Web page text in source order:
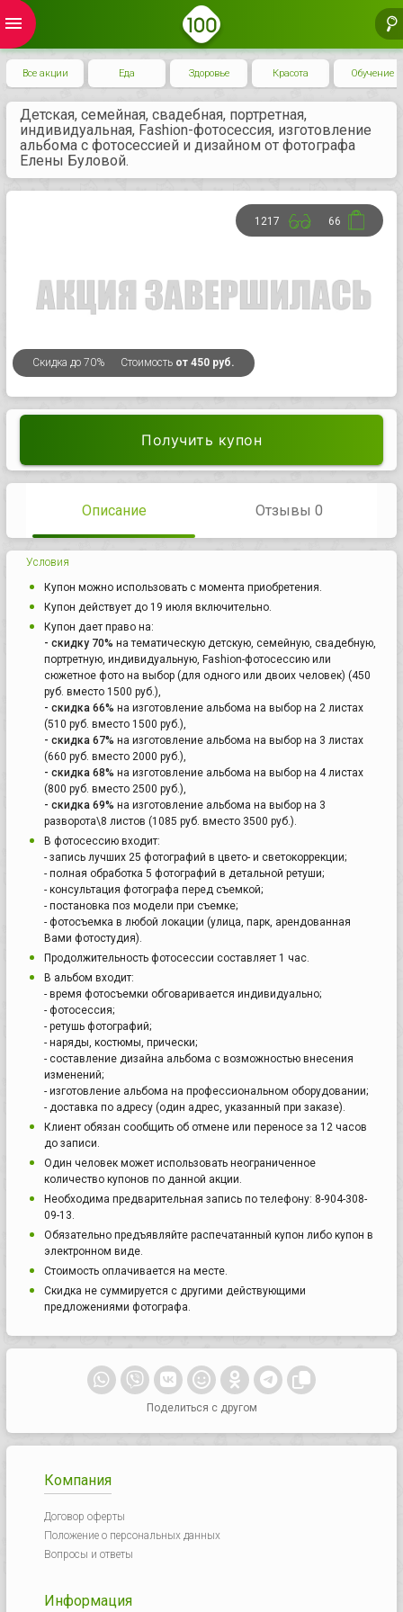
menu
Все акции Еда Здоровье Красота Обучение
Детская, семейная, свадебная, портретная,
индивидуальная, Fashion-фотосессия, изготовление
альбома с фотосессией и дизайном от фотографа
Елены Буловой.
Скидка до 70% Стоимость от 450 руб.
1217 66
Получить купон
Описание Отзывы 0
Условия
Купон можно использовать с момента приобретения.
Купон действует до 19 июля включительно.
Купон дает право на:
- скидку 70% на тематическую детскую, семейную, свадебную,
портретную, индивидуальную, Fashion-фотосессию или
сюжетное фото на выбор (для одного или двоих человек) (450
руб. вместо 1500 руб.),
- скидка 66% на изготовление альбома на выбор на 2 листах
(510 руб. вместо 1500 руб.),
- скидка 67% на изготовление альбома на выбор на 3 листах
(660 руб. вместо 2000 руб.),
- скидка 68% на изготовление альбома на выбор на 4 листах
(800 руб. вместо 2500 руб.),
- скидка 69% на изготовление альбома на выбор на 3
разворота\8 листов (1085 руб. вместо 3500 руб.).
В фотосессию входит:
- запись лучших 25 фотографий в цвето- и светокоррекции;
- полная обработка 5 фотографий в детальной ретуши;
- консультация фотографа перед съемкой;
- постановка поз модели при съемке;
- фотосъемка в любой локации (улица, парк, арендованная
Вами фотостудия).
Продолжительность фотосессии составляет 1 час.
В альбом входит:
- время фотосъемки обговаривается индивидуально;
- фотосессия;
- ретушь фотографий;
- наряды, костюмы, прически;
- составление дизайна альбома с возможностью внесения
изменений;
- изготовление альбома на профессиональном оборудовании;
- доставка по адресу (один адрес, указанный при заказе).
Клиент обязан сообщить об отмене или переносе за 12 часов
до записи.
Один человек может использовать неограниченное
количество купонов по данной акции.
Необходима предварительная запись по телефону: 8-904-308-
09-13.
Обязательно предъявляйте распечатанный купон либо купон в
электронном виде.
Стоимость оплачивается на месте.
Скидка не суммируется с другими действующими
предложениями фотографа.
Поделиться с другом
Компания
Договор оферты
Положение о персональных данных
Вопросы и ответы
Информация